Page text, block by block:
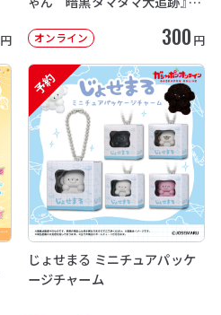
円 オンライン 300 円
予約
じょせまる ミニチュアパッケ
ージチャーム